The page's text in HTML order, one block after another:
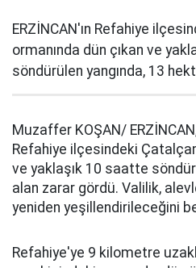
ERZİNCAN'ın Refahiye
ormanında dün çıkan ve
söndürülen yangında, 13
Muzaffer KOŞAN/
Refahiye ilçesindeki
ve yaklaşık 10 saatte
alan zarar gördü. Valilik,
yeniden yeşillendirileceğini
Refahiye'ye 9 kilometre